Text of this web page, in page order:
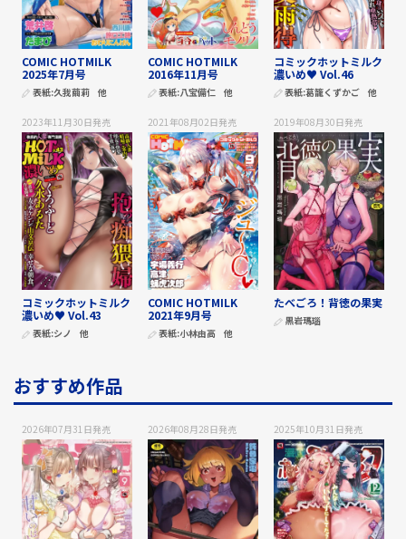
COMIC HOTMILK
2025年7月号
表紙:久我繭莉 他
COMIC HOTMILK
2016年11月号
表紙:八宝備仁 他
コミックホットミルク
濃いめ♥ Vol.46
表紙:葛籠くずかご 他
2023年11月30日発売
コミックホットミルク
濃いめ♥ Vol.43
表紙:シノ 他
2021年08月02日発売
COMIC HOTMILK
2021年9月号
表紙:小林由高 他
2019年08月30日発売
たべごろ！背徳の果実
黒岩瑪瑙
おすすめ作品
2026年07月31日発売 2026年08月28日発売 2025年10月31日発売